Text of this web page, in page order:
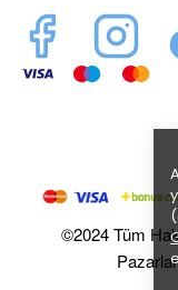
©2024 Tüm